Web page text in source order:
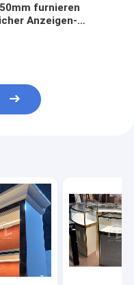
furnieren
Anzeigen-